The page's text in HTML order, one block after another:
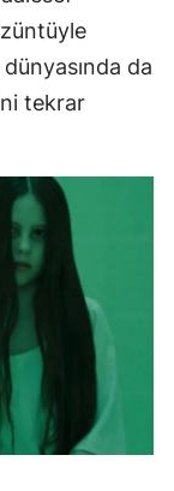
da
tekrar